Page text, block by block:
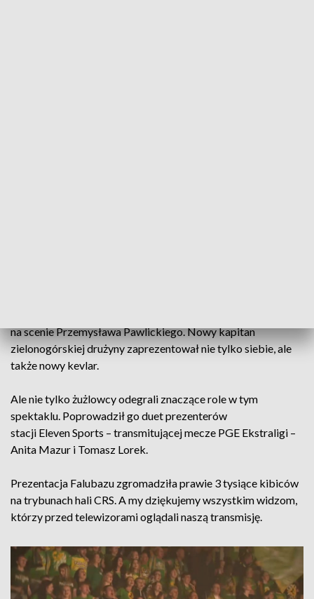
na scenie Przemysława Pawlickiego. Nowy kapitan
zielonogórskiej drużyny zaprezentował nie tylko siebie, ale
także nowy kevlar.
Ale nie tylko żużlowcy odegrali znaczące role w tym
spektaklu. Poprowadził go duet prezenterów
stacji Eleven Sports – transmitującej mecze PGE Ekstraligi –
Anita Mazur i Tomasz Lorek.
Prezentacja Falubazu zgromadziła prawie 3 tysiące kibiców
na trybunach hali CRS. A my dziękujemy wszystkim widzom,
którzy przed telewizorami oglądali naszą transmisję.